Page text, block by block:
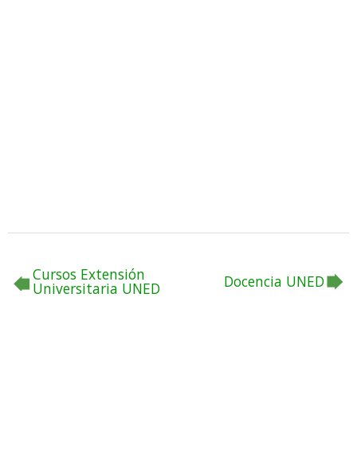
Cursos Extensión
Universitaria UNED Docencia UNED